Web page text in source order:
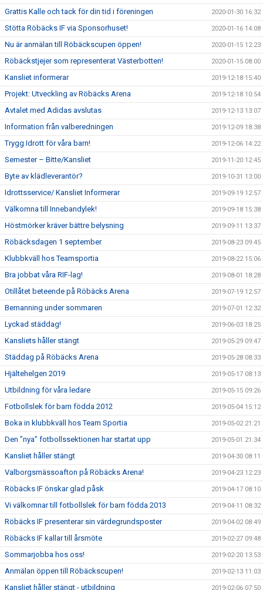
Grattis Kalle och tack för din tid i föreningen 2020-01-30 16:32
Stötta Röbäcks IF via Sponsorhuset! 2020-01-16 14:08
Nu är anmälan till Röbäckscupen öppen! 2020-01-15 12:23
Röbäckstjejer som representerat Västerbotten! 2020-01-15 08:00
Kansliet informerar 2019-12-18 15:40
Projekt: Utveckling av Röbäcks Arena 2019-12-18 10:54
Avtalet med Adidas avslutas 2019-12-13 13:07
Information från valberedningen 2019-12-09 18:38
Trygg Idrott för våra barn! 2019-12-06 14:22
Semester – Bitte/Kansliet 2019-11-20 12:45
Byte av klädleverantör? 2019-10-31 13:00
Idrottsservice/ Kansliet Informerar 2019-09-19 12:57
Välkomna till Innebandylek! 2019-09-18 15:38
Höstmörker kräver bättre belysning 2019-09-11 13:37
Röbäcksdagen 1 september 2019-08-23 09:45
Klubbkväll hos Teamsportia 2019-08-22 15:06
Bra jobbat våra RIF-lag! 2019-08-01 18:28
Otillåtet beteende på Röbäcks Arena 2019-07-19 12:57
Bemanning under sommaren 2019-07-01 12:32
Lyckad städdag! 2019-06-03 18:25
Kansliets håller stängt 2019-05-29 09:47
Städdag på Röbäcks Arena 2019-05-28 08:33
Hjältehelgen 2019 2019-05-17 08:13
Utbildning för våra ledare 2019-05-15 09:26
Fotbollslek för barn födda 2012 2019-05-04 15:12
Boka in klubbkväll hos Team Sportia 2019-05-02 21:21
Den ”nya” fotbollssektionen har startat upp 2019-05-01 21:34
Kansliet håller stängt 2019-04-30 08:11
Valborgsmässoafton på Röbäcks Arena! 2019-04-23 12:23
Röbäcks IF önskar glad påsk 2019-04-17 08:10
Vi välkomnar till fotbollslek för barn födda 2013 2019-04-11 08:32
Röbäcks IF presenterar sin värdegrundsposter 2019-04-02 08:49
Röbäcks IF kallar till årsmöte 2019-02-27 09:48
Sommarjobba hos oss! 2019-02-20 13:53
Anmälan öppen till Röbäckscupen! 2019-02-13 11:03
Kansliet håller stängt - utbildning 2019-02-06 07:50